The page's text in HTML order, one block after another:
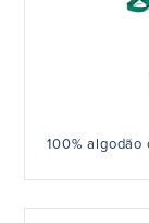
100% algodão